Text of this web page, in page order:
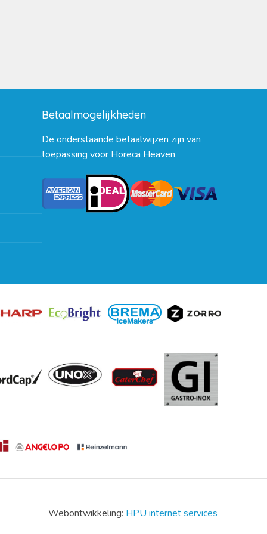
Betaalmogelijkheden
De onderstaande betaalwijzen zijn van
toepassing voor Horeca Heaven
Webontwikkeling: HPU internet services